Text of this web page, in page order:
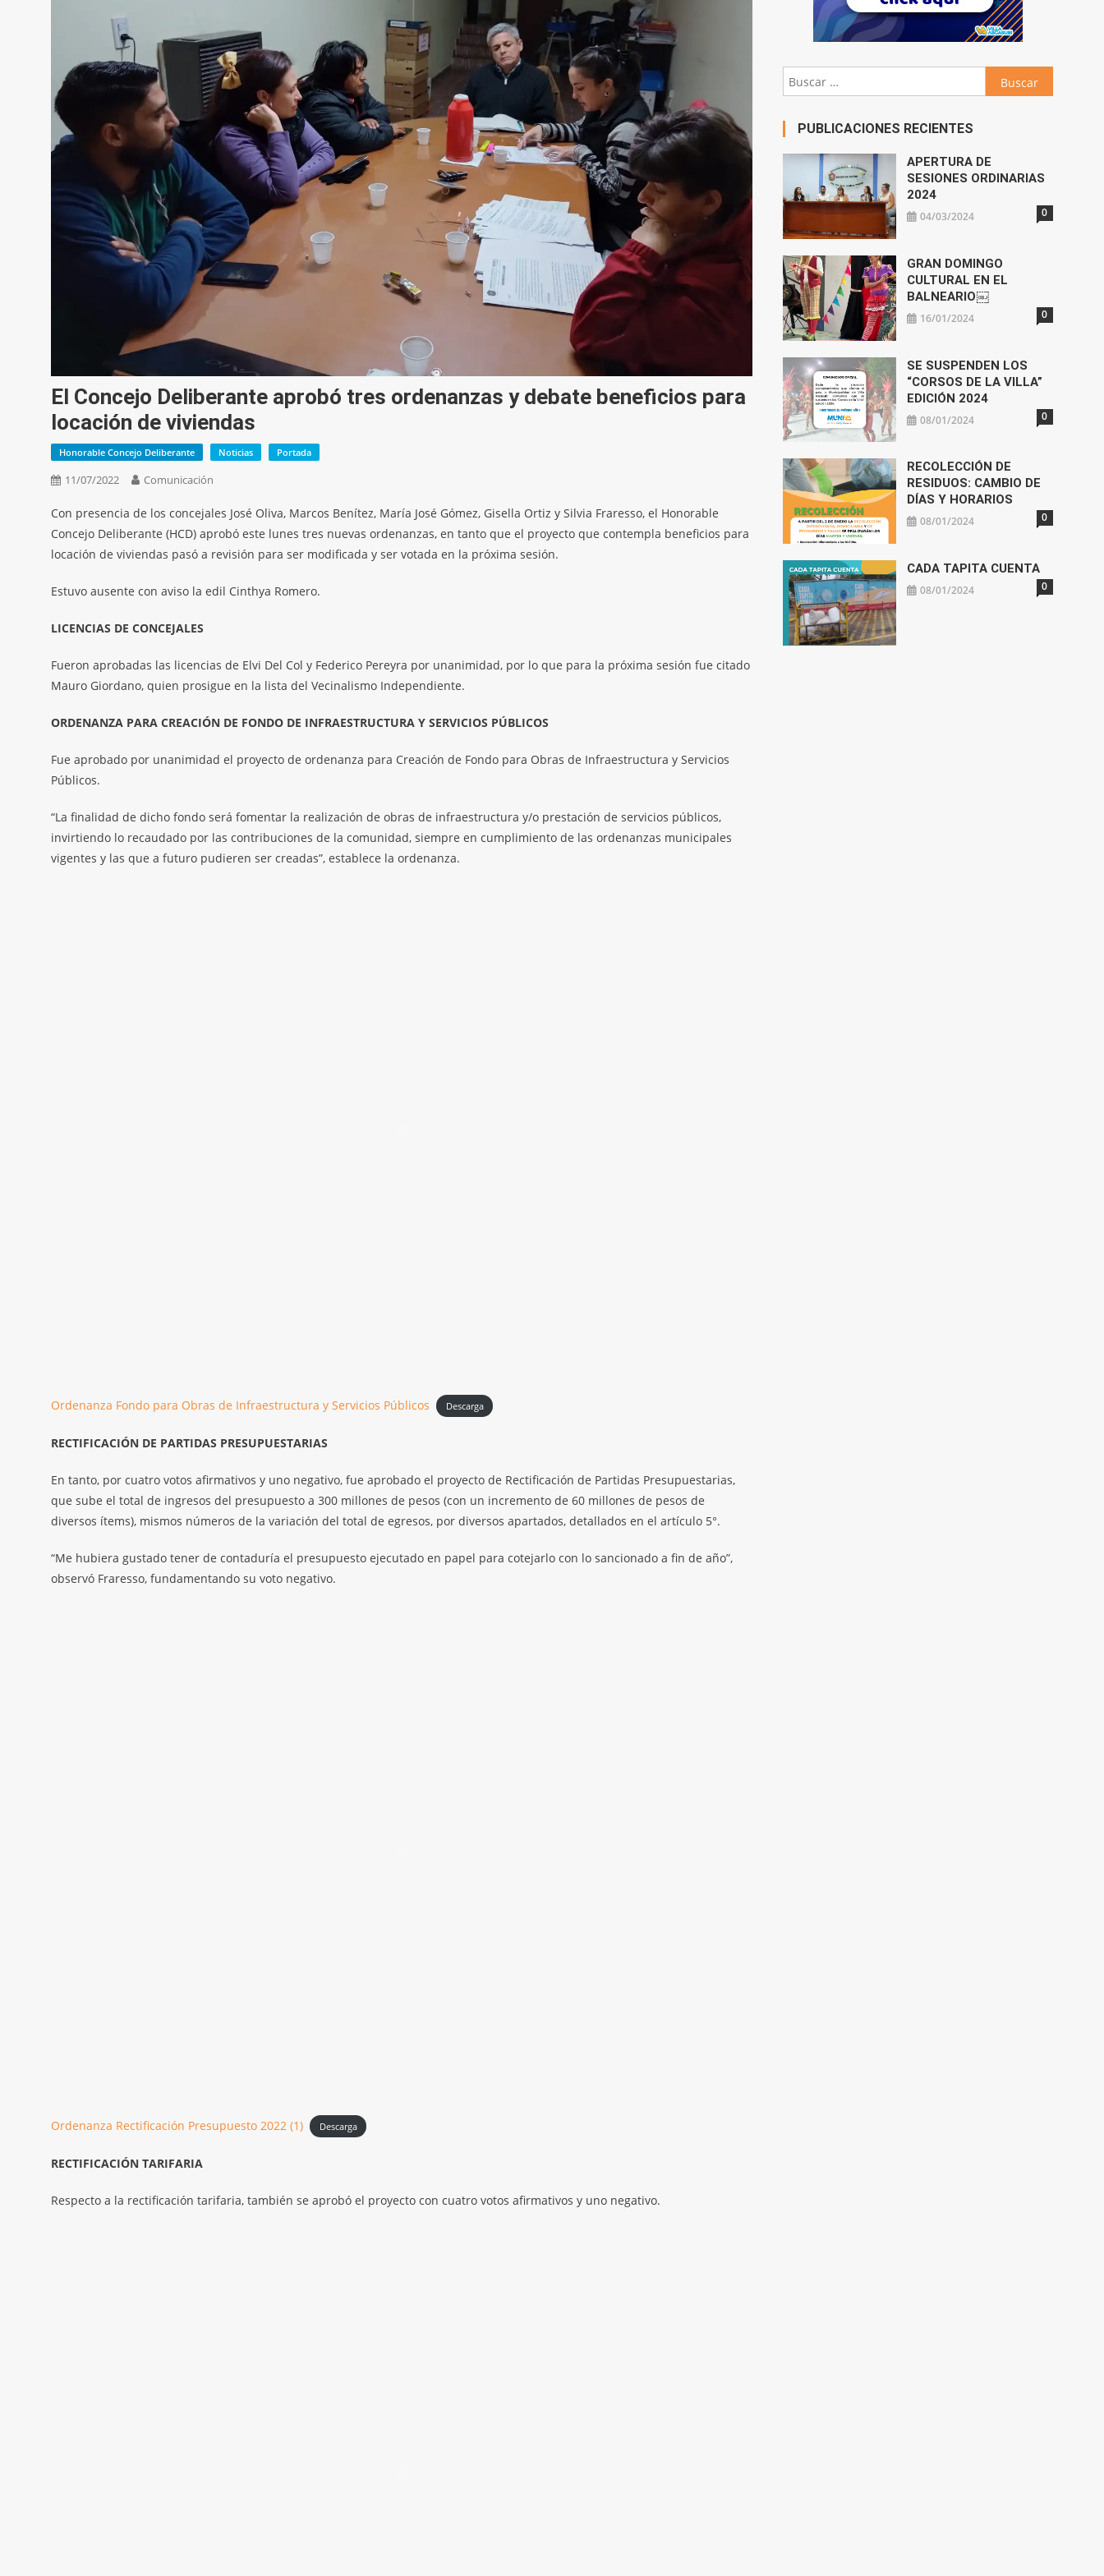
El Concejo Deliberante aprobó tres ordenanzas y debate beneficios para
locación de viviendas
Honorable Concejo Deliberante Noticias Portada
11/07/2022 Comunicación
Con presencia de los concejales José Oliva, Marcos Benítez, María José Gómez, Gisella Ortiz y Silvia Fraresso, el Honorable
Concejo Deliberante (HCD) aprobó este lunes tres nuevas ordenanzas, en tanto que el proyecto que contempla beneficios para
locación de viviendas pasó a revisión para ser modificada y ser votada en la próxima sesión.
Estuvo ausente con aviso la edil Cinthya Romero.
LICENCIAS DE CONCEJALES
Fueron aprobadas las licencias de Elvi Del Col y Federico Pereyra por unanimidad, por lo que para la próxima sesión fue citado
Mauro Giordano, quien prosigue en la lista del Vecinalismo Independiente.
ORDENANZA PARA CREACIÓN DE FONDO DE INFRAESTRUCTURA Y SERVICIOS PÚBLICOS
Fue aprobado por unanimidad el proyecto de ordenanza para Creación de Fondo para Obras de Infraestructura y Servicios
Públicos.
“La finalidad de dicho fondo será fomentar la realización de obras de infraestructura y/o prestación de servicios públicos,
invirtiendo lo recaudado por las contribuciones de la comunidad, siempre en cumplimiento de las ordenanzas municipales
vigentes y las que a futuro pudieren ser creadas”, establece la ordenanza.
Ordenanza Fondo para Obras de Infraestructura y Servicios Públicos Descarga
RECTIFICACIÓN DE PARTIDAS PRESUPUESTARIAS
En tanto, por cuatro votos afirmativos y uno negativo, fue aprobado el proyecto de Rectificación de Partidas Presupuestarias,
que sube el total de ingresos del presupuesto a 300 millones de pesos (con un incremento de 60 millones de pesos de
diversos ítems), mismos números de la variación del total de egresos, por diversos apartados, detallados en el artículo 5°.
“Me hubiera gustado tener de contaduría el presupuesto ejecutado en papel para cotejarlo con lo sancionado a fin de año”,
observó Fraresso, fundamentando su voto negativo.
Ordenanza Rectificación Presupuesto 2022 (1) Descarga
RECTIFICACIÓN TARIFARIA
Respecto a la rectificación tarifaria, también se aprobó el proyecto con cuatro votos afirmativos y uno negativo.
Buscar:
PUBLICACIONES RECIENTES
APERTURA DE
SESIONES ORDINARIAS
2024
04/03/2024 0
GRAN DOMINGO
CULTURAL EN EL
BALNEARIO￼
16/01/2024 0
SE SUSPENDEN LOS
“CORSOS DE LA VILLA”
EDICIÓN 2024
08/01/2024 0
RECOLECCIÓN DE
RESIDUOS: CAMBIO DE
DÍAS Y HORARIOS
08/01/2024 0
CADA TAPITA CUENTA
08/01/2024 0